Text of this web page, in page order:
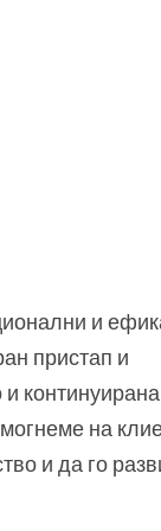
и
пристап и
континуирана
на
и да го